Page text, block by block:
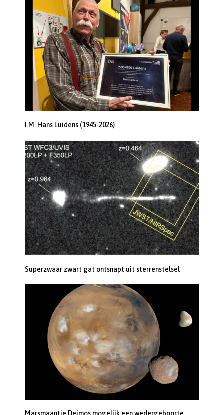
I.M. Hans Luidens (1945-2026)
Superzwaar zwart gat ontsnapt uit sterrenstelsel